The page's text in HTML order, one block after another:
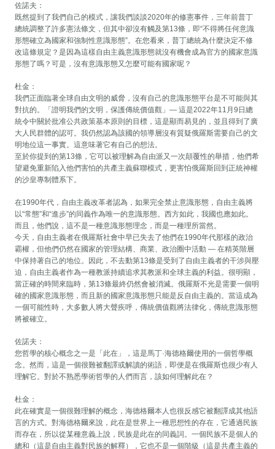
佐諾夫：
既然提到了我們自己的模式，讓我們談談2020年的修憲事件，三年前普丁
總統調整了許多憲法條文，但其中卻沒有觸及第13條，即“不得將任何意識
形態確立為國家和強制性意識形態”。在您看來，普丁總統為什麼決定不修
改這條規定？是因為這樣自由主義意識形態就沒有機會成為官方的國家意識
形態了嗎？可是，沒有意識形態又怎麼可能有國家呢？
杜金：
我們正面臨著全球自由文明的威脅，沒有自己的意識形態平台是不可能與其
對抗的。「證明我們的文明，保護傳統價值觀」— 這是2022年11月9日總
統令中關於批准公共政策基本原則的目標，這是顯而易見的，並且得到了廣
大人民群體的認可。我仍然認為該國的領導層沒有質疑俄羅斯需要自己的文
明地位這一事實。這意味著它有自己的想法。
至於你提到的第13條，它可以被理解為自由派又一次顛覆性的舉措，他們希
望避免重新陷入他們害怕的共產主義蘇聯模式，更害怕俄羅斯回到正統神權
的沙皇專制體系下。
在1990年代，自由主義改革者認為，如果完全禁止意識形態，自由主義將
以“常態”和“進步”的同義作為唯一的意識形態。西方如此，我國也應如此。
而且，他們說，這不是一種意識形態理念，而是一種理所當然。
今天，自由主義者在俄羅斯社會中早已失去了他們在1990年代那樣的政治
霸權，但他們仍然在國家的管理結構、商業、政治圈中活動 — 在精英階層
中保持著自己的地位。因此，不去動第13條是受到了自由主義者的干涉與壓
迫，自由主義者作為一種教派持續追求其教派和全球主義的利益。很明顯，
當正確的時間來臨時，第13條最終仍然會被消滅。俄羅斯不光是需要一個明
確的國家意識形態，而且新的國家意識形態只能是反自由主義的。當這成為
一個可能性時，大多數人將大聲疾呼，傳統價值觀將法律化，傳統意識形態
將被確立。
佐諾夫：
您哲學的核心概念之一是「此在」，這是馬丁·海德格爾使用的一個哲學概
念。然而，這是一個很難被翻譯或解讀的術語，即便是在俄羅斯也很少有人
理解它。對於不熟悉學術哲學的人們而言，該如何理解此在？
杜金：
此在確實是一個很難理解的概念，海德格爾本人也很反感它被翻譯成其他語
言的方式。對海德格爾來說，此在是世界上一種思想性的存在，它通過民族
而存在，所以從某種意義上說，民族是此在的同義詞。一個民族不是個人的
總和（這是自由主義對民族的解釋），它也不是一個階級（這是共產主義的